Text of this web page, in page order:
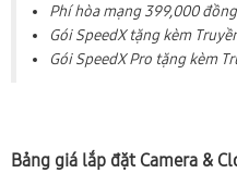
Phí hòa mạng 399,000 đồng
Gói SpeedX tặng kèm
Gói SpeedX Pro tặng kèm
Bảng giá lắp đặt Camera &